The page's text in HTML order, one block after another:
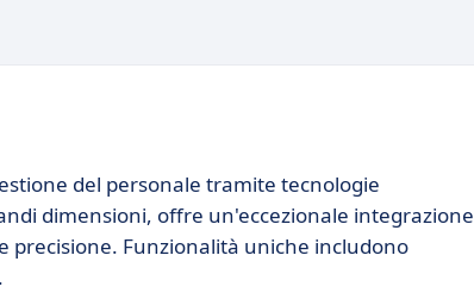
del personale tramite tecnologie
dimensioni, offre un'eccezionale integrazione
precisione. Funzionalità uniche includono